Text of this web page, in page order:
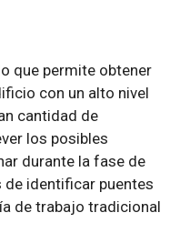
que permite obtener
con un alto nivel
cantidad de
los posibles
durante la fase de
identificar puentes
de trabajo tradicional